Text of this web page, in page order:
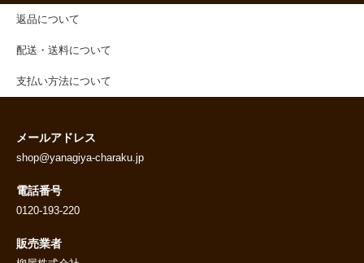
返品について
配送・送料について
支払い方法について
メールアドレス
shop@yanagiya-charaku.jp
電話番号
0120-193-220
販売業者